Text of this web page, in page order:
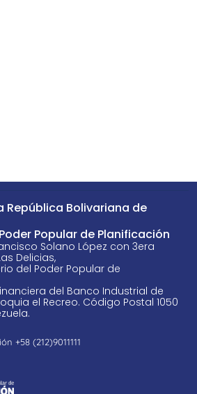
República Bolivariana de
Popular de Planificación
Solano López con 3era
Delicias,
del Poder Popular de
del Banco Industrial de
el Recreo. Código Postal 1050
+58 ​(212)9011111